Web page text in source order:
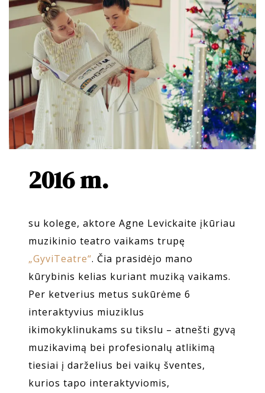
2016 m.
su kolege, aktore Agne Levickaite įkūriau
muzikinio teatro vaikams trupę
„GyviTeatre“. Čia prasidėjo mano
kūrybinis kelias kuriant muziką vaikams.
Per ketverius metus sukūrėme 6
interaktyvius miuziklus
ikimokyklinukams su tikslu – atnešti gyvą
muzikavimą bei profesionalų atlikimą
tiesiai į darželius bei vaikų šventes,
kurios tapo interaktyviomis,